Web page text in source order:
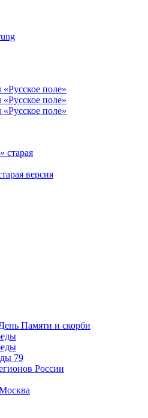
версия
Памяти и скорби
79
России